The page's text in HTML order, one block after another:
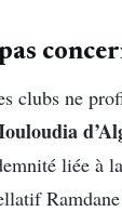
clubs ne
liée à